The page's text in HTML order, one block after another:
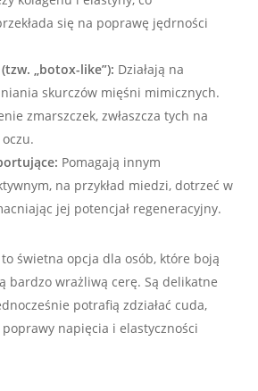
się na poprawę jędrności
„botox-like”): Działają na
skurczów mięśni mimicznych.
zmarszczek, zwłaszcza tych na
Pomagają innym
na przykład miedzi, dotrzeć w
jej potencjał regeneracyjny.
świetna opcja dla osób, które boją
bardzo wrażliwą cerę. Są delikatne
potrafią zdziałać cuda,
poprawy napięcia i elastyczności